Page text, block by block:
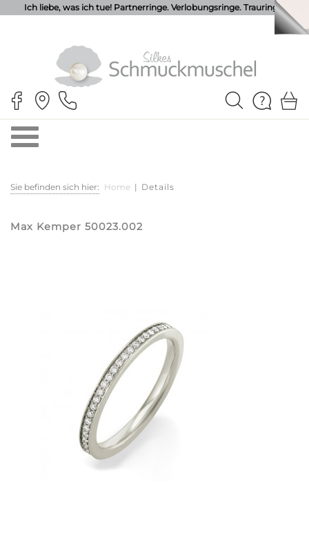
Ich liebe, was ich tue! Partnerringe. Verlobungsringe. Trauringe.
Sie befinden sich hier: Home | Details
Max Kemper 50023.002